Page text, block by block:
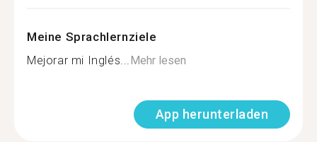
Meine Sprachlernziele
Mejorar mi Inglés... Mehr lesen
App herunterladen